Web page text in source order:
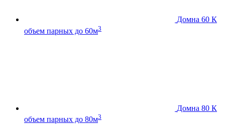
Домна 60 К
объем парных до 60м3
Домна 80 К
объем парных до 80м3